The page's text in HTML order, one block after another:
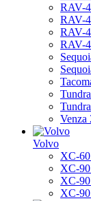
RAV-
RAV-
RAV-
RAV-
Venza
Volvo
XC-
XC-
XC-
XC-